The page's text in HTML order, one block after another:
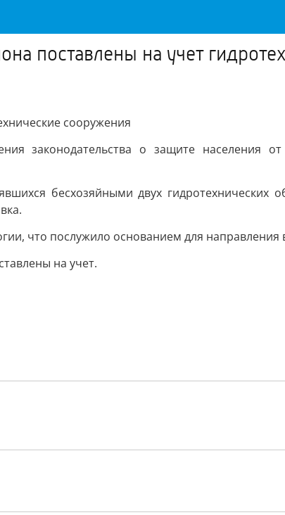
поставлены на учет
сооружения
законодательства о защите населения
бесхозяйными двух гидротехнических
что послужило основанием для направления
на учет.